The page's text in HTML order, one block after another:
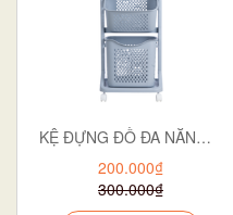
KỆ ĐỰNG ĐỒ ĐA NĂNG BÉ 5560-3
200.000₫
300.000₫